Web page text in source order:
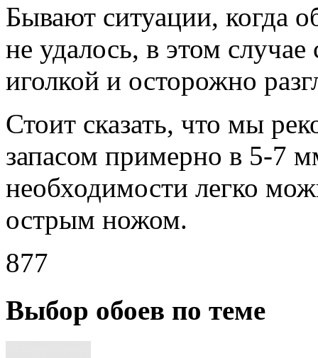
Бывают ситуации, когда
не удалось, в этом
иголкой и осторожно
Стоит сказать, что мы
запасом примерно в 5-7
необходимости легко
острым ножом.
877
Выбор обоев по теме